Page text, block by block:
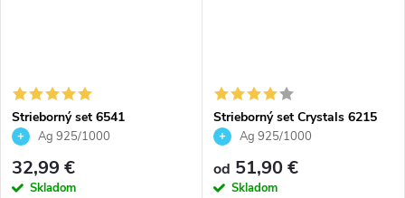
Strieborný set 6541
Ag 925/1000
32,99 €
Skladom
Strieborný set Crystals 6215
Ag 925/1000
od 51,90 €
Skladom